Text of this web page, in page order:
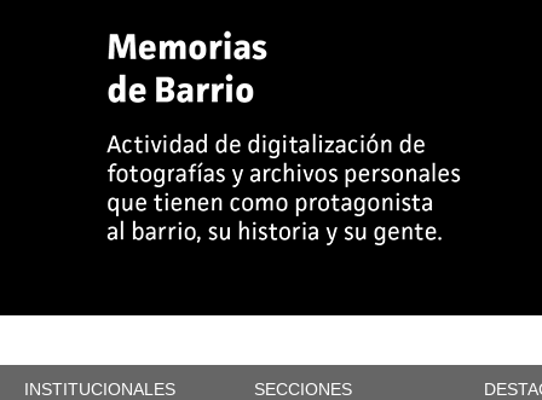
INSTITUCIONALES SECCIONES